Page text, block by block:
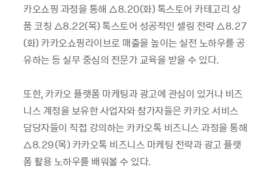
카오쇼핑 과정을 통해 △8.20(화) 톡스토어 카테고리 상
품 코칭 △8.22(목) 톡스토어 성공적인 셀링 전략 △8.27
(화) 카카오쇼핑라이브로 매출을 높이는 실전 노하우를 공
유하는 등 실무 중심의 전문가 교육을 받을 수 있다.
또한, 카카오 플랫폼 마케팅과 광고에 관심이 있거나 비즈
니스 계정을 보유한 사업자와 참가자들은 카카오 서비스
담당자들이 직접 강의하는 카카오톡 비즈니스 과정을 통해
△8.29(목) 카카오톡 비즈니스 마케팅 전략과 광고 플랫
폼 활용 노하우를 배워볼 수 있다.